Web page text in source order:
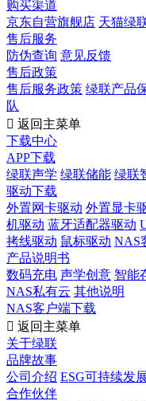
购买渠道
京东自营旗舰店 天猫绿
售后服务
防伪查询 意见反馈
售后政策
售后服务政策 绿联产品
队
 返回主菜单
下载中心
APP下载
绿联声学 绿联储能 绿联
驱动下载
外置网卡驱动 外置显卡
机驱动 蓝牙适配器驱动
拷线驱动 鼠标驱动 NAS
产品说明书
数码充电 声学创意 智能
NAS私有云 其他说明
NAS客户端下载
 返回主菜单
关于绿联
品牌故事
公司介绍 ESG可持续发
合作伙伴